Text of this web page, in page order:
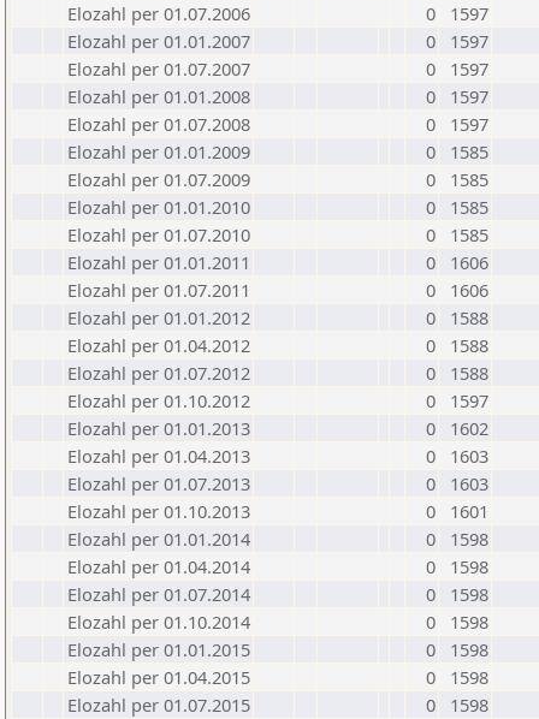
Elozahl per 01.07.2006
0
1597
Elozahl per 01.01.2007
0
1597
Elozahl per 01.07.2007
0
1597
Elozahl per 01.01.2008
0
1597
Elozahl per 01.07.2008
0
1597
Elozahl per 01.01.2009
0
1585
Elozahl per 01.07.2009
0
1585
Elozahl per 01.01.2010
0
1585
Elozahl per 01.07.2010
0
1585
Elozahl per 01.01.2011
0
1606
Elozahl per 01.07.2011
0
1606
Elozahl per 01.01.2012
0
1588
Elozahl per 01.04.2012
0
1588
Elozahl per 01.07.2012
0
1588
Elozahl per 01.10.2012
0
1597
Elozahl per 01.01.2013
0
1602
Elozahl per 01.04.2013
0
1603
Elozahl per 01.07.2013
0
1603
Elozahl per 01.10.2013
0
1601
Elozahl per 01.01.2014
0
1598
Elozahl per 01.04.2014
0
1598
Elozahl per 01.07.2014
0
1598
Elozahl per 01.10.2014
0
1598
Elozahl per 01.01.2015
0
1598
Elozahl per 01.04.2015
0
1598
Elozahl per 01.07.2015
0
1598